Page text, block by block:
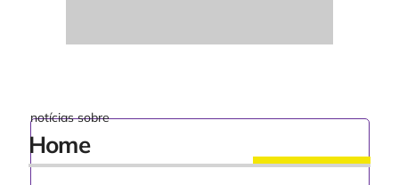
notícias sobre
Home